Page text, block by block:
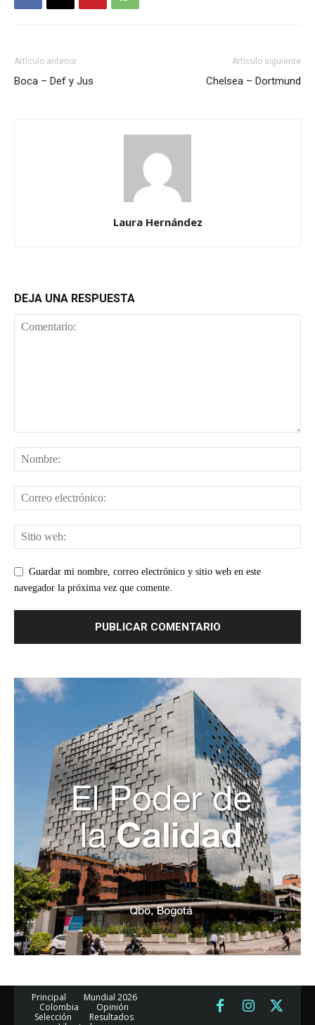
Artículo anterior
Boca – Def y Jus
Artículo siguiente
Chelsea – Dortmund
Laura Hernández
DEJA UNA RESPUESTA
Guardar mi nombre, correo electrónico y sitio web en este
navegador la próxima vez que comente.
Principal
Mundial 2026
Colombia
Opinión
Selección
Resultados